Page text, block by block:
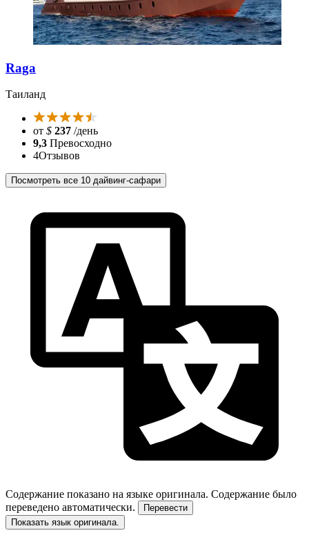
Raga
Таиланд
от $ 237 /день
9,3 Превосходно
4Отзывов
Посмотреть все 10 дайвинг-сафари
Содержание показано на языке оригинала. Содержание было
переведено автоматически.
Перевести
Показать язык оригинала.